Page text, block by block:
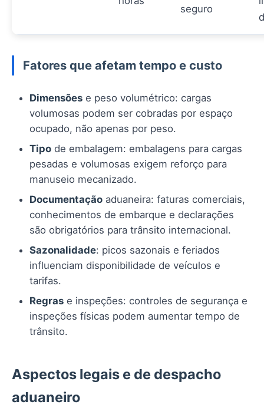
seguro
Fatores que afetam tempo e custo
Dimensões e peso volumétrico: cargas
volumosas podem ser cobradas por espaço
ocupado, não apenas por peso.
Tipo de embalagem: embalagens para cargas
pesadas e volumosas exigem reforço para
manuseio mecanizado.
Documentação aduaneira: faturas comerciais,
conhecimentos de embarque e declarações
são obrigatórios para trânsito internacional.
Sazonalidade: picos sazonais e feriados
influenciam disponibilidade de veículos e
tarifas.
Regras e inspeções: controles de segurança e
inspeções físicas podem aumentar tempo de
trânsito.
Aspectos legais e de despacho
aduaneiro